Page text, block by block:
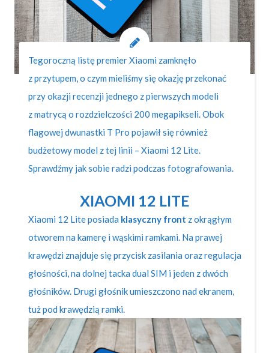
Tegoroczną listę premier Xiaomi zamknęło
z przytupem, o czym mieliśmy się okazję przekonać
przy okazji recenzji jednego z pierwszych modeli
z matrycą o rozdzielczości 200 megapikseli. Obok
flagowej dwunastki T Pro pojawił się również
budżetowy model z tej linii – Xiaomi 12 Lite.
Sprawdźmy jak sobie radzi podczas fotografowania.
XIAOMI 12 LITE
Xiaomi 12 Lite posiada klasyczny front z okrągłym
otworem na kamerę i wąskimi ramkami. Na prawej
krawędzi znajduje się przycisk zasilania oraz regulacja
głośności, na dolnej tacka dual SIM i jeden z dwóch
głośników. Drugi głośnik umieszczono nad ekranem,
tuż pod krawędzią ramki.